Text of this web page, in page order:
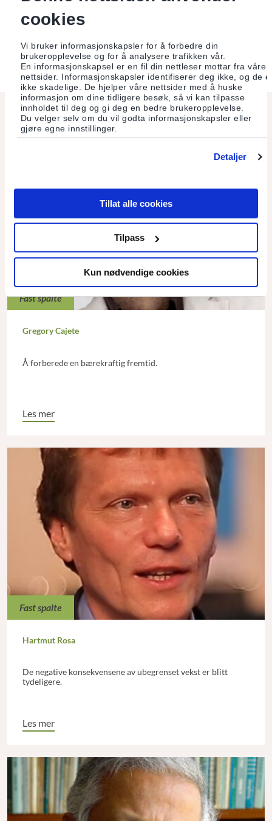
cookies
Vi bruker informasjonskapsler for å forbedre din
brukeropplevelse og for å analysere trafikken vår.
En informasjonskapsel er en fil din nettleser mottar fra våre
nettsider. Informasjonskapsler identifiserer deg ikke, og de
ikke skadelige. De hjelper våre nettsider med å huske
informasjon om dine tidligere besøk, så vi kan tilpasse
innholdet til deg og gi deg en bedre brukeropplevelse.
Du velger selv om du vil godta informasjonskapsler eller
gjøre egne innstillinger.
Detaljer
Tillat alle cookies
Tilpass
Kun nødvendige cookies
Institute for social ecology, www.social-ecology.org/wp
Les også
Fast spalte
Gregory Cajete
Å forberede en bærekraftig fremtid.
Les mer
Fast spalte
Hartmut Rosa
De negative konsekvensene av ubegrenset vekst er blitt
tydeligere.
Les mer